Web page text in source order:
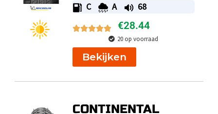
C A 68
€28.44
20 op voorraad
Bekijken
CONTINENTAL